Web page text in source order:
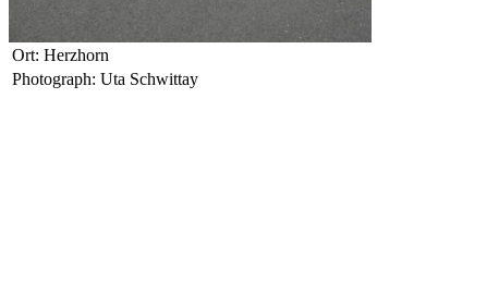
Ort: Herzhorn
Photograph: Uta Schwittay